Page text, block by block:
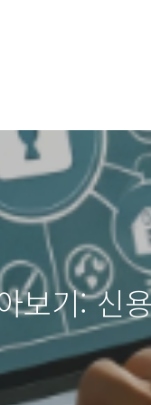
보기: 신